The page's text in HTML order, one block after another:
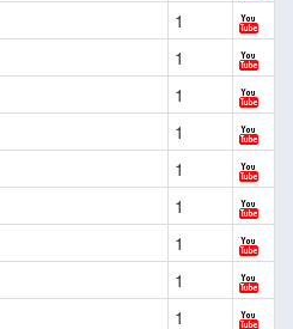
1
1
1
1
1
1
1
1
1